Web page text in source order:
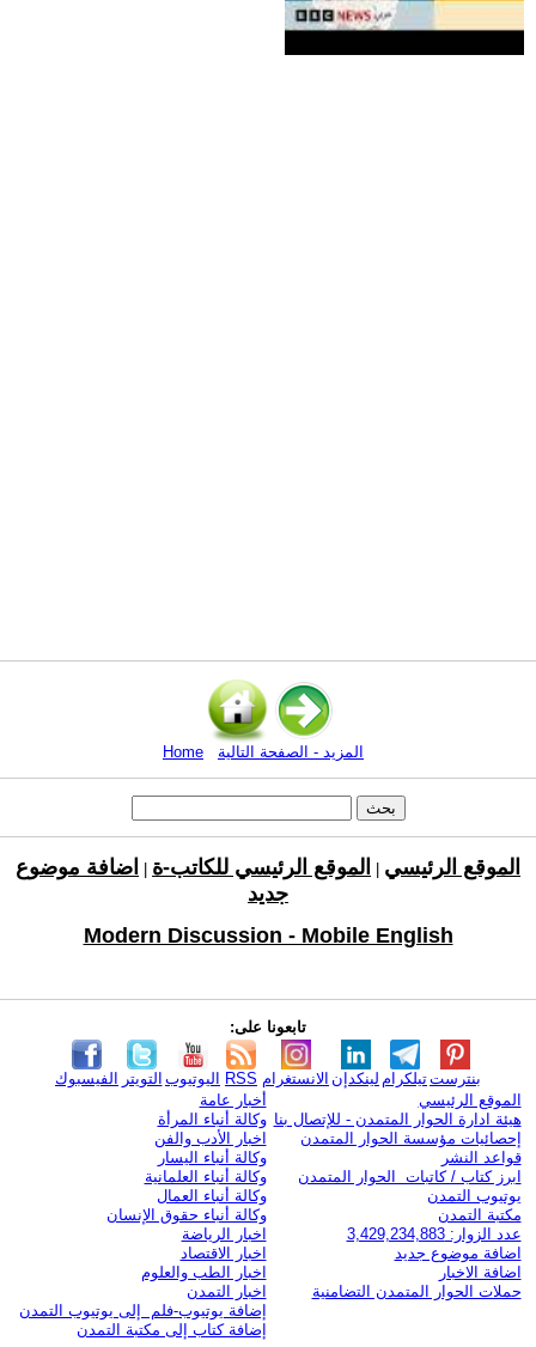
Home المزيد - الصفحة التالية
الموقع الرئيسي الموقع الرئيسي للكاتب-ة
اضافة موضوع
جديد
Modern Discussion - Mobile English
تابعونا على:
الفيسبوك التويتر اليوتيوب RSS الانستغرام لينكدإن تيلكرامبنترست
الموقع الرئيسي
هيئة ادارة الحوار المتمدن - للإتصال بنا
إحصائيات مؤسسة الحوار المتمدن
قواعد النشر
ابرز كتاب / كاتبات الحوار المتمدن
يوتيوب التمدن
مكتبة التمدن
عدد الزوار: 3,429,234,883
اضافة موضوع جديد
اضافة الاخبار
حملات الحوار المتمدن التضامنية
أخبار عامة
وكالة أنباء المرأة
اخبار الأدب والفن
وكالة أنباء اليسار
وكالة أنباء العلمانية
وكالة أنباء العمال
وكالة أنباء حقوق الإنسان
اخبار الرياضة
اخبار الاقتصاد
اخبار الطب والعلوم
اخبار التمدن
إضافة يوتيوب-فلم إلى يوتيوب التمدن
إضافة كتاب إلى مكتبة التمدن